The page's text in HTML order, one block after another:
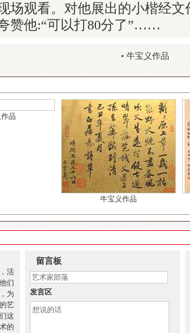
场观看。对他展出的小楷经
赞他:“可以打80分了”……
牛宝义作品
品
牛宝义作品
活
们
为
艺
这
的
留言板
发言区